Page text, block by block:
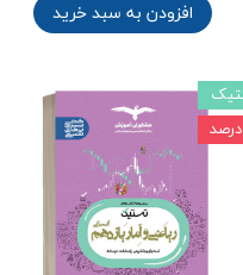
افزودن به سبد خرید